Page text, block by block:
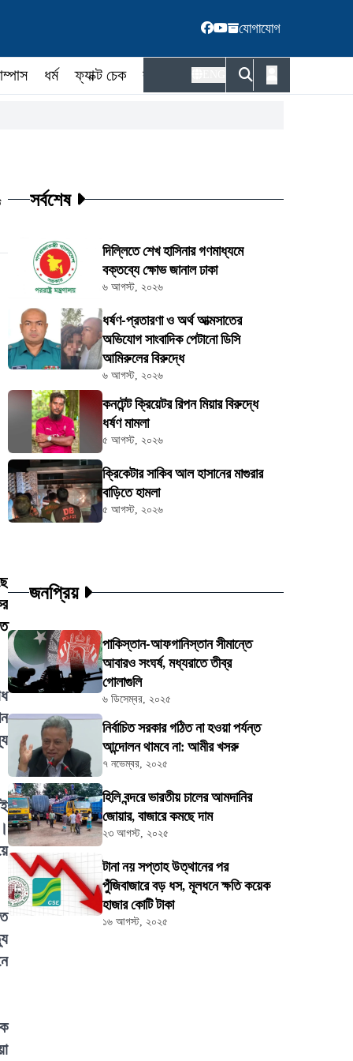
যোগাযোগ
ধর্ম ফ্যাক্ট চেক কর্মকর্তা
সর্বশেষ
দিল্লিতে শেখ হাসিনার গণমাধ্যমে
বক্তব্যে ক্ষোভ জানাল ঢাকা
৬ আগস্ট, ২০২৬
ধর্ষণ-প্রতারণা ও অর্থ আত্মসাতের
অভিযোগ সাংবাদিক পেটানো ডিসি
আমিরুলের বিরুদ্ধে
৬ আগস্ট, ২০২৬
কনটেন্ট ক্রিয়েটর রিপন মিয়ার বিরুদ্ধে
ধর্ষণ মামলা
৫ আগস্ট, ২০২৬
ক্রিকেটার সাকিব আল হাসানের মাগুরার
বাড়িতে হামলা
৫ আগস্ট, ২০২৬
জনপ্রিয়
পাকিস্তান-আফগানিস্তান সীমান্তে
আবারও সংঘর্ষ, মধ্যরাতে তীব্র
গোলাগুলি
৬ ডিসেম্বর, ২০২৫
নির্বাচিত সরকার গঠিত না হওয়া পর্যন্ত
আন্দোলন থামবে না: আমীর খসরু
৭ নভেম্বর, ২০২৫
হিলি বন্দরে ভারতীয় চালের আমদানির
জোয়ার, বাজারে কমছে দাম
২৩ আগস্ট, ২০২৫
টানা নয় সপ্তাহ উত্থানের পর
পুঁজিবাজারে বড় ধস, মূলধনে ক্ষতি কয়েক
হাজার কোটি টাকা
১৬ আগস্ট, ২০২৫